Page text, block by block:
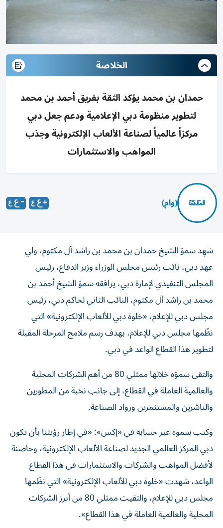
الخلاصة
حمدان بن محمد يؤكد الثقة بفريق أحمد بن محمد
لتطوير منظومة دبي الإعلامية ودعم جعل دبي
مركزاً عالمياً لصناعة الألعاب الإلكترونية وجذب
المواهب والاستثمارات
(وام)
شهِد سموّ الشيخ حمدان بن محمد بن راشد آل مكتوم، ولي
عهد دبي، نائب رئيس مجلس الوزراء وزير الدفاع، رئيس
المجلس التنفيذي لإمارة دبي، يرافقه سموّ الشيخ أحمد بن
محمد بن راشد آل مكتوم، النائب الثاني لحاكم دبي، رئيس
مجلس دبي للإعلام، «خلوة دبي للألعاب الإلكترونية» التي
نظّمها مجلس دبي للإعلام، بهدف رسم ملامح المرحلة المقبلة
لتطوير هذا القطاع الواعد في دبي.
والتقى سموّه خلالها ممثلي 80 من أهم الشركات المحلية
والعالمية العاملة في القطاع، إلى جانب نخبة من المطورين
والناشرين والمستثمرين ورواد الصناعة.
وكتب سموه عبر حسابه في «إكس»: «في إطار رؤيتنا بأن تكون
دبي المركز العالمي الجديد لصناعة الألعاب الإلكترونية، وحاضنة
لأفضل المواهب والشركات والاستثمارات في هذا القطاع
الواعد، شهدت «خلوة دبي للألعاب الإلكترونية» التي نظّمها
مجلس دبي للإعلام، والتقيت ممثلي 80 من أبرز الشركات
المحلية والعالمية العاملة في هذا القطاع».